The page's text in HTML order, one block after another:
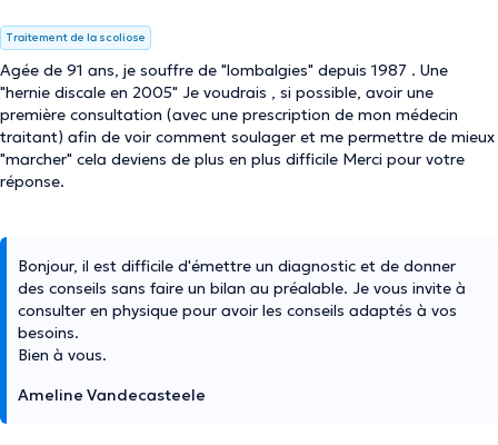
Traitement de la scoliose
Agée de 91 ans, je souffre de "lombalgies" depuis 1987 . Une
"hernie discale en 2005" Je voudrais , si possible, avoir une
première consultation (avec une prescription de mon médecin
traitant) afin de voir comment soulager et me permettre de mieux
"marcher" cela deviens de plus en plus difficile Merci pour votre
réponse.
Bonjour, il est difficile d'émettre un diagnostic et de donner
des conseils sans faire un bilan au préalable. Je vous invite à
consulter en physique pour avoir les conseils adaptés à vos
besoins.
Bien à vous.
Ameline Vandecasteele